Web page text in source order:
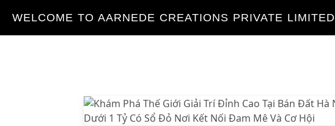
WELCOME TO AARNEDE CREATIONS PRIVATE LIMITED